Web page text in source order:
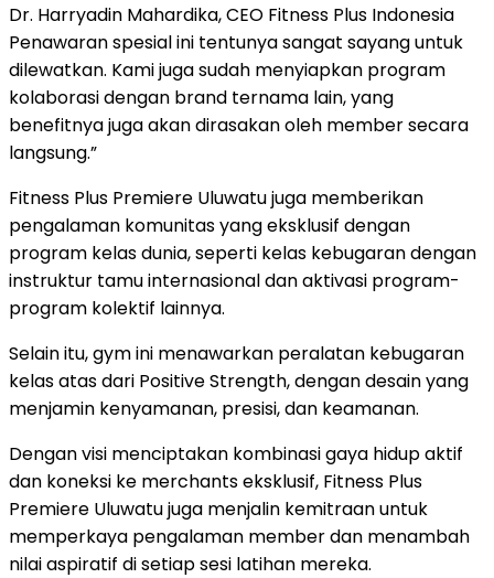
Dr. Harryadin Mahardika, CEO Fitness Plus Indonesia
Penawaran spesial ini tentunya sangat sayang untuk
dilewatkan. Kami juga sudah menyiapkan program
kolaborasi dengan brand ternama lain, yang
benefitnya juga akan dirasakan oleh member secara
langsung.”
Fitness Plus Premiere Uluwatu juga memberikan
pengalaman komunitas yang eksklusif dengan
program kelas dunia, seperti kelas kebugaran dengan
instruktur tamu internasional dan aktivasi program-
program kolektif lainnya.
Selain itu, gym ini menawarkan peralatan kebugaran
kelas atas dari Positive Strength, dengan desain yang
menjamin kenyamanan, presisi, dan keamanan.
Dengan visi menciptakan kombinasi gaya hidup aktif
dan koneksi ke merchants eksklusif, Fitness Plus
Premiere Uluwatu juga menjalin kemitraan untuk
memperkaya pengalaman member dan menambah
nilai aspiratif di setiap sesi latihan mereka.